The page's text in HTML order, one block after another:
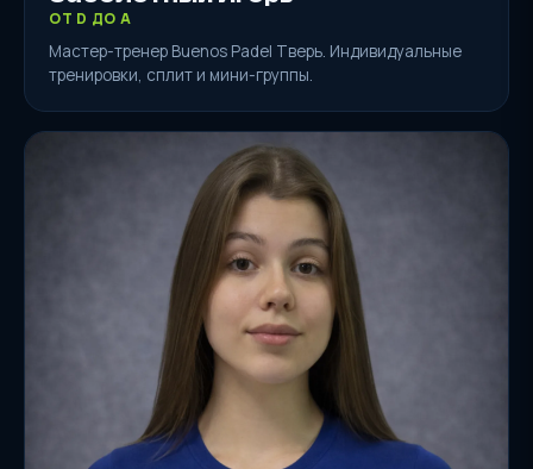
ОТ D ДО A
Мастер-тренер Buenos Padel Тверь. Индивидуальные
тренировки, сплит и мини-группы.